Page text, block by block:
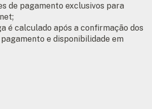
de pagamento exclusivos para
é calculado após a confirmação dos
e disponibilidade em